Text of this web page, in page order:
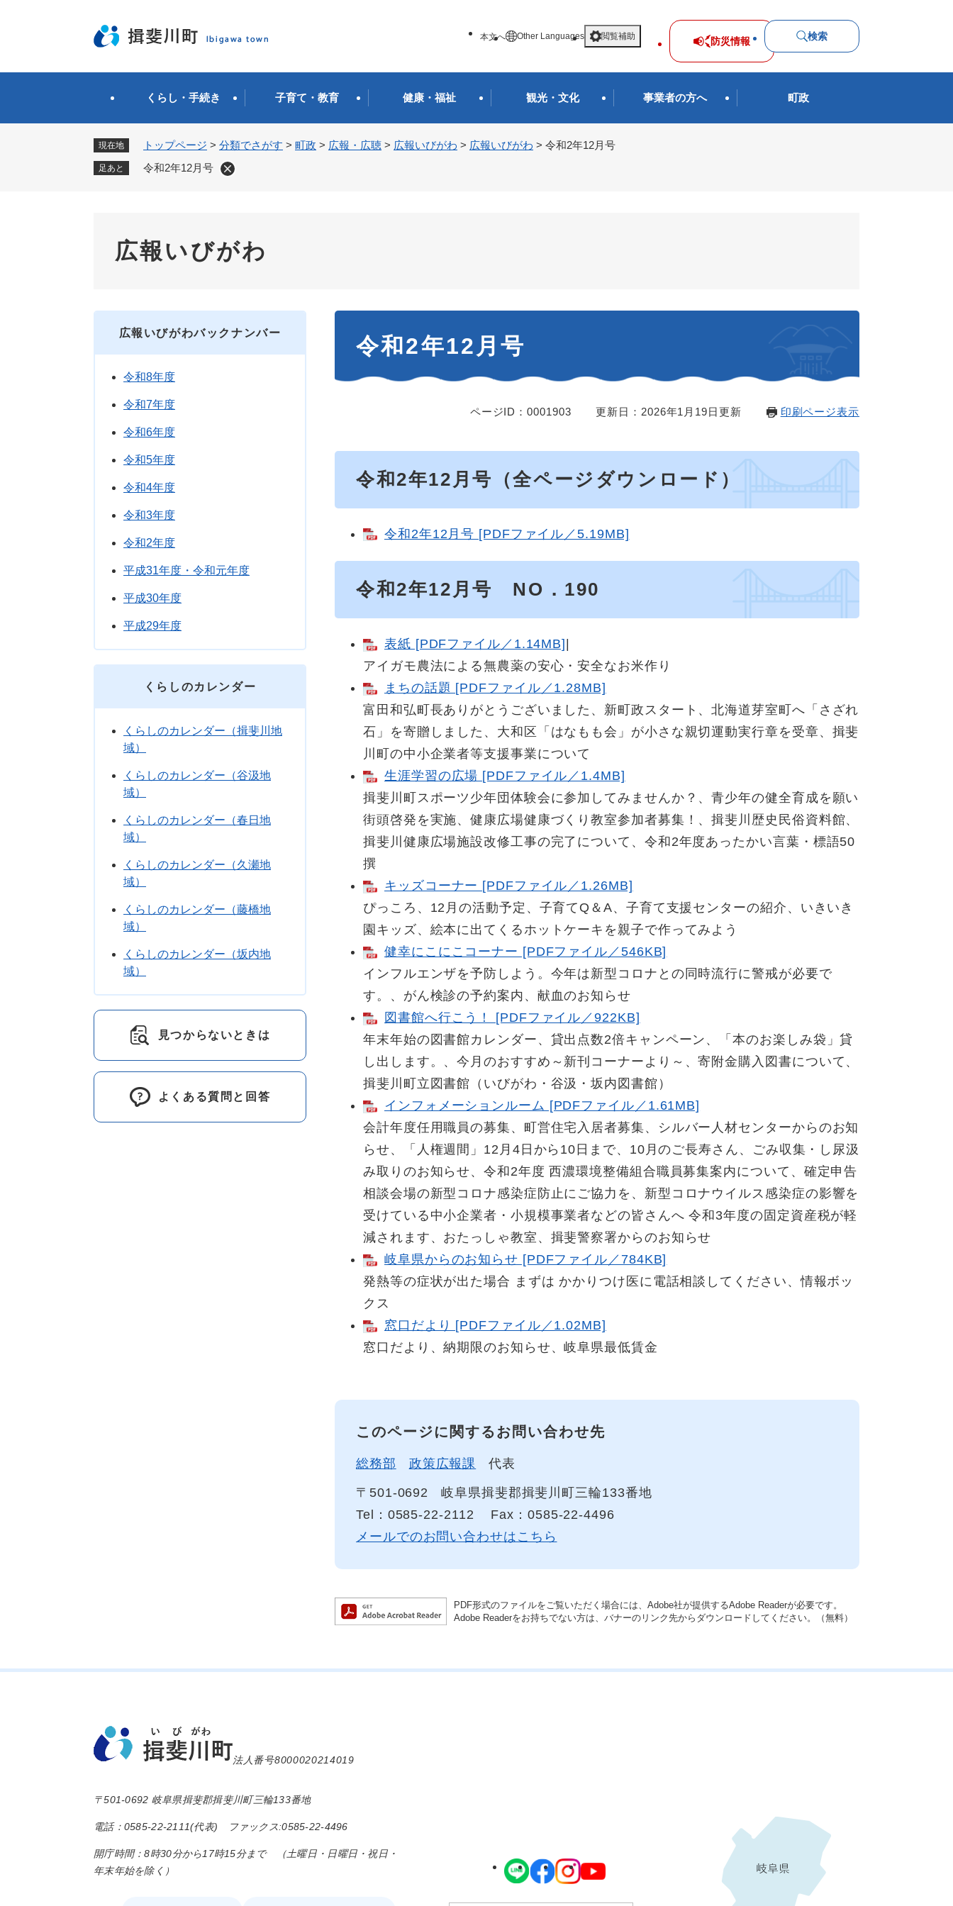
先
す
本文へ Other Languages 閲覧補助 防災情報 検索
くらし・手続き 子育て・教育 健康・福祉 観光・文化 事業者の方へ 町政
現在地 トップページ > 分類でさがす > 町政 > 広報・広聴 > 広報いびがわ > 広報いびがわ > 令和2年12月号
足あと 令和2年12月号
広報いびがわ
令和2年12月号
ページID：0001903 更新日：2026年1月19日更新 印刷ページ表示
令和2年12月号（全ページダウンロード）
令和2年12月号 [PDFファイル／5.19MB]
令和2年12月号 NO．190
表紙 [PDFファイル／1.14MB]
アイガモ農法による無農薬の安心・安全なお米作り
まちの話題 [PDFファイル／1.28MB]
富田和弘町長ありがとうございました、新町政スタート、北海道芽室町へ「さざれ
石」を寄贈しました、大和区「はなもも会」が小さな親切運動実行章を受章、揖斐
川町の中小企業者等支援事業について
生涯学習の広場 [PDFファイル／1.4MB]
揖斐川町スポーツ少年団体験会に参加してみませんか？、青少年の健全育成を願い
街頭啓発を実施、健康広場健康づくり教室参加者募集！、揖斐川歴史民俗資料館、
揖斐川健康広場施設改修工事の完了について、令和2年度あったかい言葉・標語50
撰
キッズコーナー [PDFファイル／1.26MB]
ぴっころ、12月の活動予定、子育てQ＆A、子育て支援センターの紹介、いきいき
園キッズ、絵本に出てくるホットケーキを親子で作ってみよう
健幸にこにこコーナー [PDFファイル／546KB]
インフルエンザを予防しよう。今年は新型コロナとの同時流行に警戒が必要で
す。、がん検診の予約案内、献血のお知らせ
図書館へ行こう！ [PDFファイル／922KB]
年末年始の図書館カレンダー、貸出点数2倍キャンペーン、「本のお楽しみ袋」貸
し出します。、今月のおすすめ～新刊コーナーより～、寄附金購入図書について、
揖斐川町立図書館（いびがわ・谷汲・坂内図書館）
インフォメーションルーム [PDFファイル／1.61MB]
会計年度任用職員の募集、町営住宅入居者募集、シルバー人材センターからのお知
らせ、「人権週間」12月4日から10日まで、10月のご長寿さん、ごみ収集・し尿汲
み取りのお知らせ、令和2年度 西濃環境整備組合職員募集案内について、確定申告
相談会場の新型コロナ感染症防止にご協力を、新型コロナウイルス感染症の影響を
受けている中小企業者・小規模事業者などの皆さんへ 令和3年度の固定資産税が軽
減されます、おたっしゃ教室、揖斐警察署からのお知らせ
岐阜県からのお知らせ [PDFファイル／784KB]
発熱等の症状が出た場合 まずは かかりつけ医に電話相談してください、情報ボッ
クス
窓口だより [PDFファイル／1.02MB]
窓口だより、納期限のお知らせ、岐阜県最低賃金
このページに関するお問い合わせ先
総務部 政策広報課 代表
〒501-0692
岐阜県揖斐郡揖斐川町三輪133番地
Tel：0585-22-2112
Fax：0585-22-4496
メールでのお問い合わせはこちら
PDF形式のファイルをご覧いただく場合には、Adobe社が提供するAdobe Readerが必要です。
Adobe Readerをお持ちでない方は、バナーのリンク先からダウンロードしてください。（無料）
広報いびがわバックナンバー
令和8年度
令和7年度
令和6年度
令和5年度
令和4年度
令和3年度
令和2年度
平成31年度・令和元年度
平成30年度
平成29年度
くらしのカレンダー
くらしのカレンダー（揖斐川地
域）
くらしのカレンダー（谷汲地
域）
くらしのカレンダー（春日地
域）
くらしのカレンダー（久瀬地
域）
くらしのカレンダー（藤橋地
域）
くらしのカレンダー（坂内地
域）
見つからないときは
よくある質問と回答
法人番号8000020214019
〒501-0692 岐阜県揖斐郡揖斐川町三輪133番地
電話：0585-22-2111(代表) ファックス:0585-22-4496
開庁時間：8時30分から17時15分まで （土曜日・日曜日・祝日・
年末年始を除く）